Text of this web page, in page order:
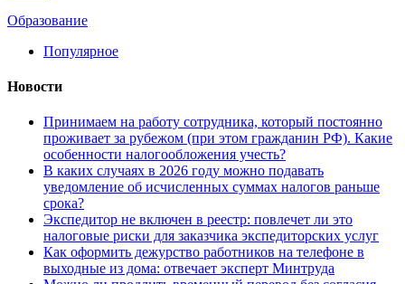
Образование
Популярное
Новости
Принимаем на работу сотрудника, который постоянно
проживает за рубежом (при этом гражданин РФ). Какие
особенности налогообложения учесть?
В каких случаях в 2026 году можно подавать
уведомление об исчисленных суммах налогов раньше
срока?
Экспедитор не включен в реестр: повлечет ли это
налоговые риски для заказчика экспедиторских услуг
Как оформить дежурство работников на телефоне в
выходные из дома: отвечает эксперт Минтруда